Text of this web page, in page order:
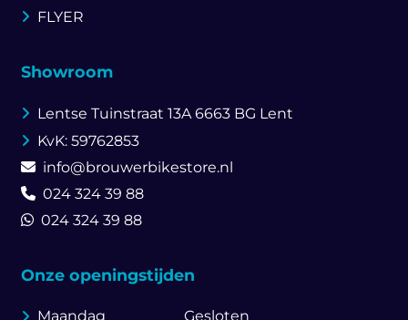
FLYER
Showroom
Lentse Tuinstraat 13A6663 BG Lent
KvK: 59762853
info@brouwerbikestore.nl
024 324 39 88
024 324 39 88
Onze openingstijden
Maandag Gesloten